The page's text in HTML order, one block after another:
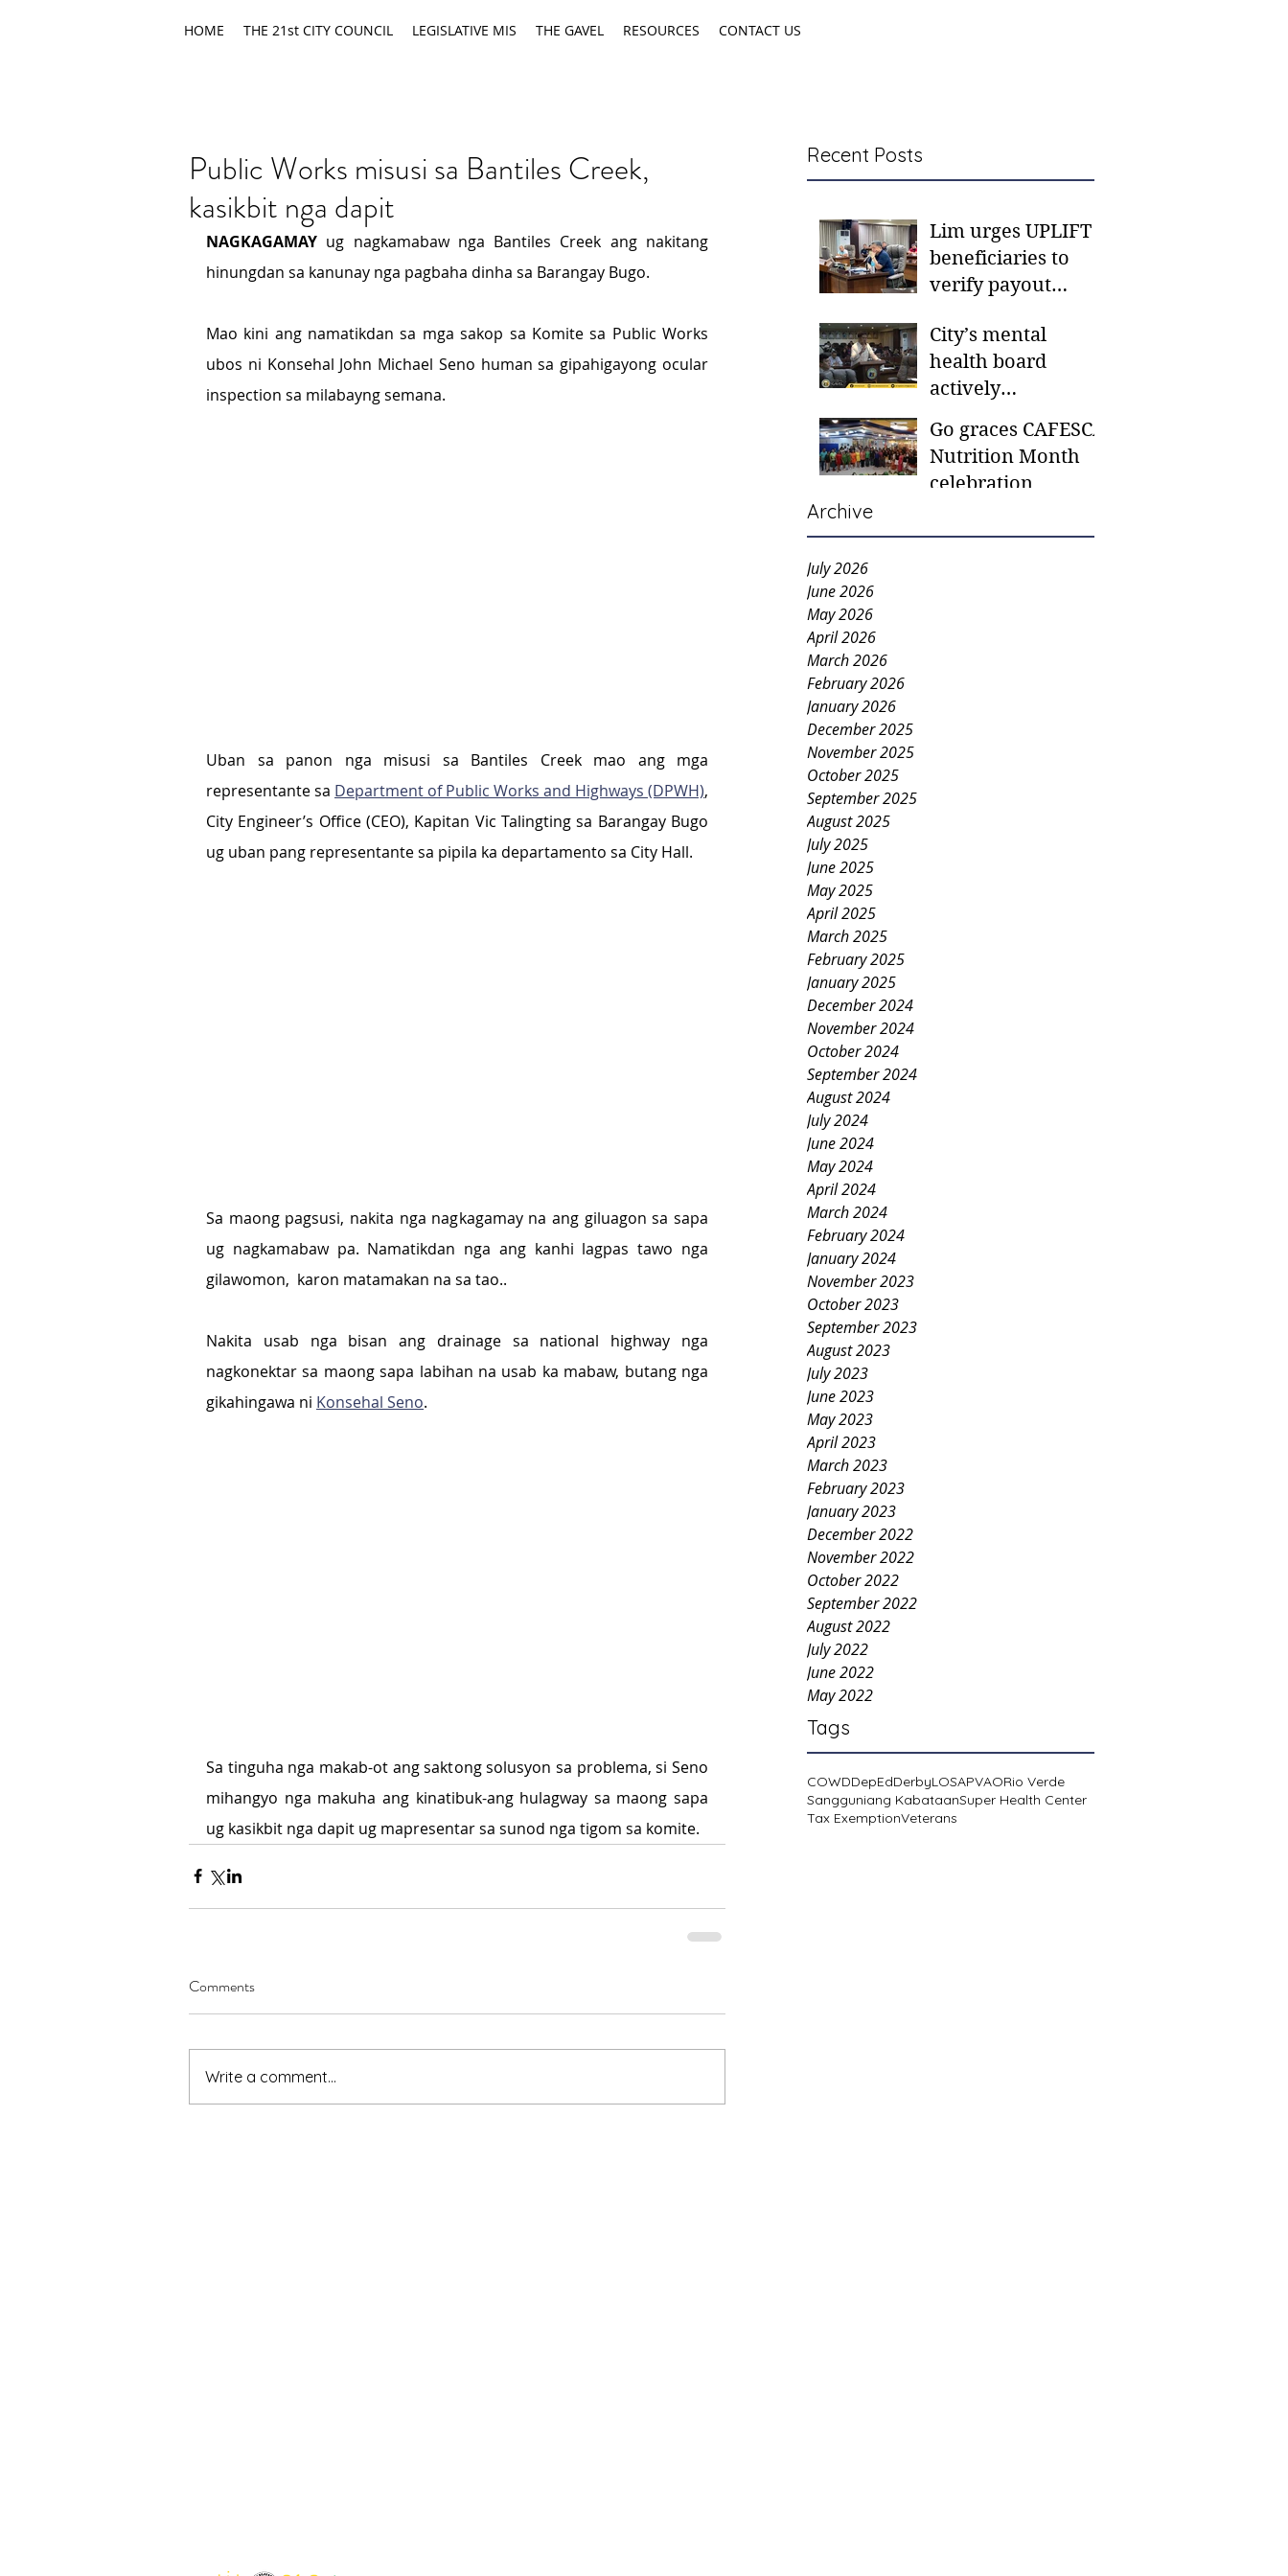
HOME THE 21st CITY COUNCIL LEGISLATIVE MIS THE GAVEL RESOURCES CONTACT US
Recent Posts
Lim urges UPLIFT
beneficiaries to
verify payout
CSWD district sites
City’s mental
health board
actively
students in need -
Gaane
Go graces CAFESCA
Nutrition Month
celebration
Archive
July 2026
June 2026
May 2026
April 2026
March 2026
February 2026
January 2026
December 2025
November 2025
October 2025
September 2025
August 2025
July 2025
June 2025
May 2025
April 2025
March 2025
February 2025
January 2025
December 2024
November 2024
October 2024
September 2024
August 2024
July 2024
June 2024
May 2024
April 2024
March 2024
February 2024
January 2024
November 2023
October 2023
September 2023
August 2023
July 2023
June 2023
May 2023
April 2023
March 2023
February 2023
January 2023
December 2022
November 2022
October 2022
September 2022
August 2022
July 2022
June 2022
May 2022
Tags
COWDDepEdDerbyLOSAPVAORio Verde
Sangguniang KabataanSuper Health Center
Tax ExemptionVeterans
Public Works misusi sa Bantiles Creek,
kasikbit nga dapit
NAGKAGAMAY ug nagkamabaw nga Bantiles Creek ang nakitang
hinungdan sa kanunay nga pagbaha dinha sa Barangay Bugo.
Mao kini ang namatikdan sa mga sakop sa Komite sa Public Works
ubos ni Konsehal John Michael Seno human sa gipahigayong ocular
inspection sa milabayng semana.
Uban sa panon nga misusi sa Bantiles Creek mao ang mga
representante sa Department of Public Works and Highways (DPWH),
City Engineer’s Office (CEO), Kapitan Vic Talingting sa Barangay Bugo
ug uban pang representante sa pipila ka departamento sa City Hall.
Sa maong pagsusi, nakita nga nagkagamay na ang giluagon sa sapa
ug nagkamabaw pa. Namatikdan nga ang kanhi lagpas tawo nga
gilawomon,  karon matamakan na sa tao..
Nakita usab nga bisan ang drainage sa national highway nga
nagkonektar sa maong sapa labihan na usab ka mabaw, butang nga
gikahingawa ni Konsehal Seno.
Sa tinguha nga makab-ot ang saktong solusyon sa problema, si Seno
mihangyo nga makuha ang kinatibuk-ang hulagway sa maong sapa
ug kasikbit nga dapit ug mapresentar sa sunod nga tigom sa komite.
Comments
Write a comment...